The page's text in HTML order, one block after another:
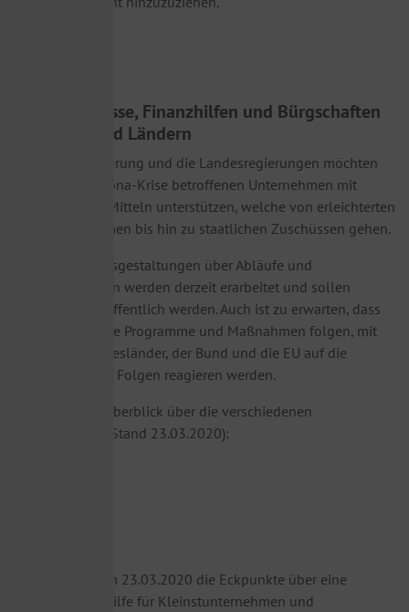
Zuschüsse, Finanzhilfen und Bürgschaften
von Bund und Ländern
Die Bundesregierung und die Landesregierungen möchten
die von der Corona-Krise betroffenen Unternehmen mit
verschiedenen Mitteln unterstützen, welche von erleichterten
Kreditprogrammen bis hin zu staatlichen Zuschüssen gehen.
Die genauen Ausgestaltungen über Abläufe und
Voraussetzungen werden derzeit erarbeitet und sollen
demnächst veröffentlich werden. Auch ist zu erwarten, dass
hier auch weitere Programme und Maßnahmen folgen, mit
denen die Bundesländer, der Bund und die EU auf die
wirtschaftlichen Folgen reagieren werden.
Hier ein erster Überblick über die verschiedenen
Möglichkeiten (Stand 23.03.2020):
Der Bund hat am 23.03.2020 die Eckpunkte über eine
„Corona-Soforthilfe für Kleinstunternehmen und